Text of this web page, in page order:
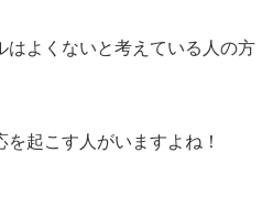
はよくないと考えている人の方
起こす人がいますよね！